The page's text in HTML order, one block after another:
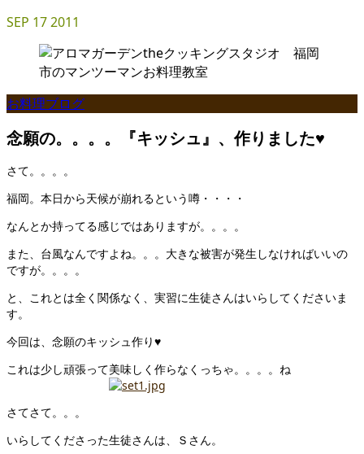
SEP 172011
お料理ブログ
念願の。。。。『キッシュ』、作りました♥
さて。。。。
福岡。本日から天候が崩れるという噂・・・・
なんとか持ってる感じではありますが。。。。
また、台風なんですよね。。。大きな被害が発生しなければいいの
ですが。。。。
と、これとは全く関係なく、実習に生徒さんはいらしてくださいま
す。
今回は、念願のキッシュ作り♥
これは少し頑張って美味しく作らなくっちゃ。。。。ね
さてさて。。。
いらしてくださった生徒さんは、Ｓさん。